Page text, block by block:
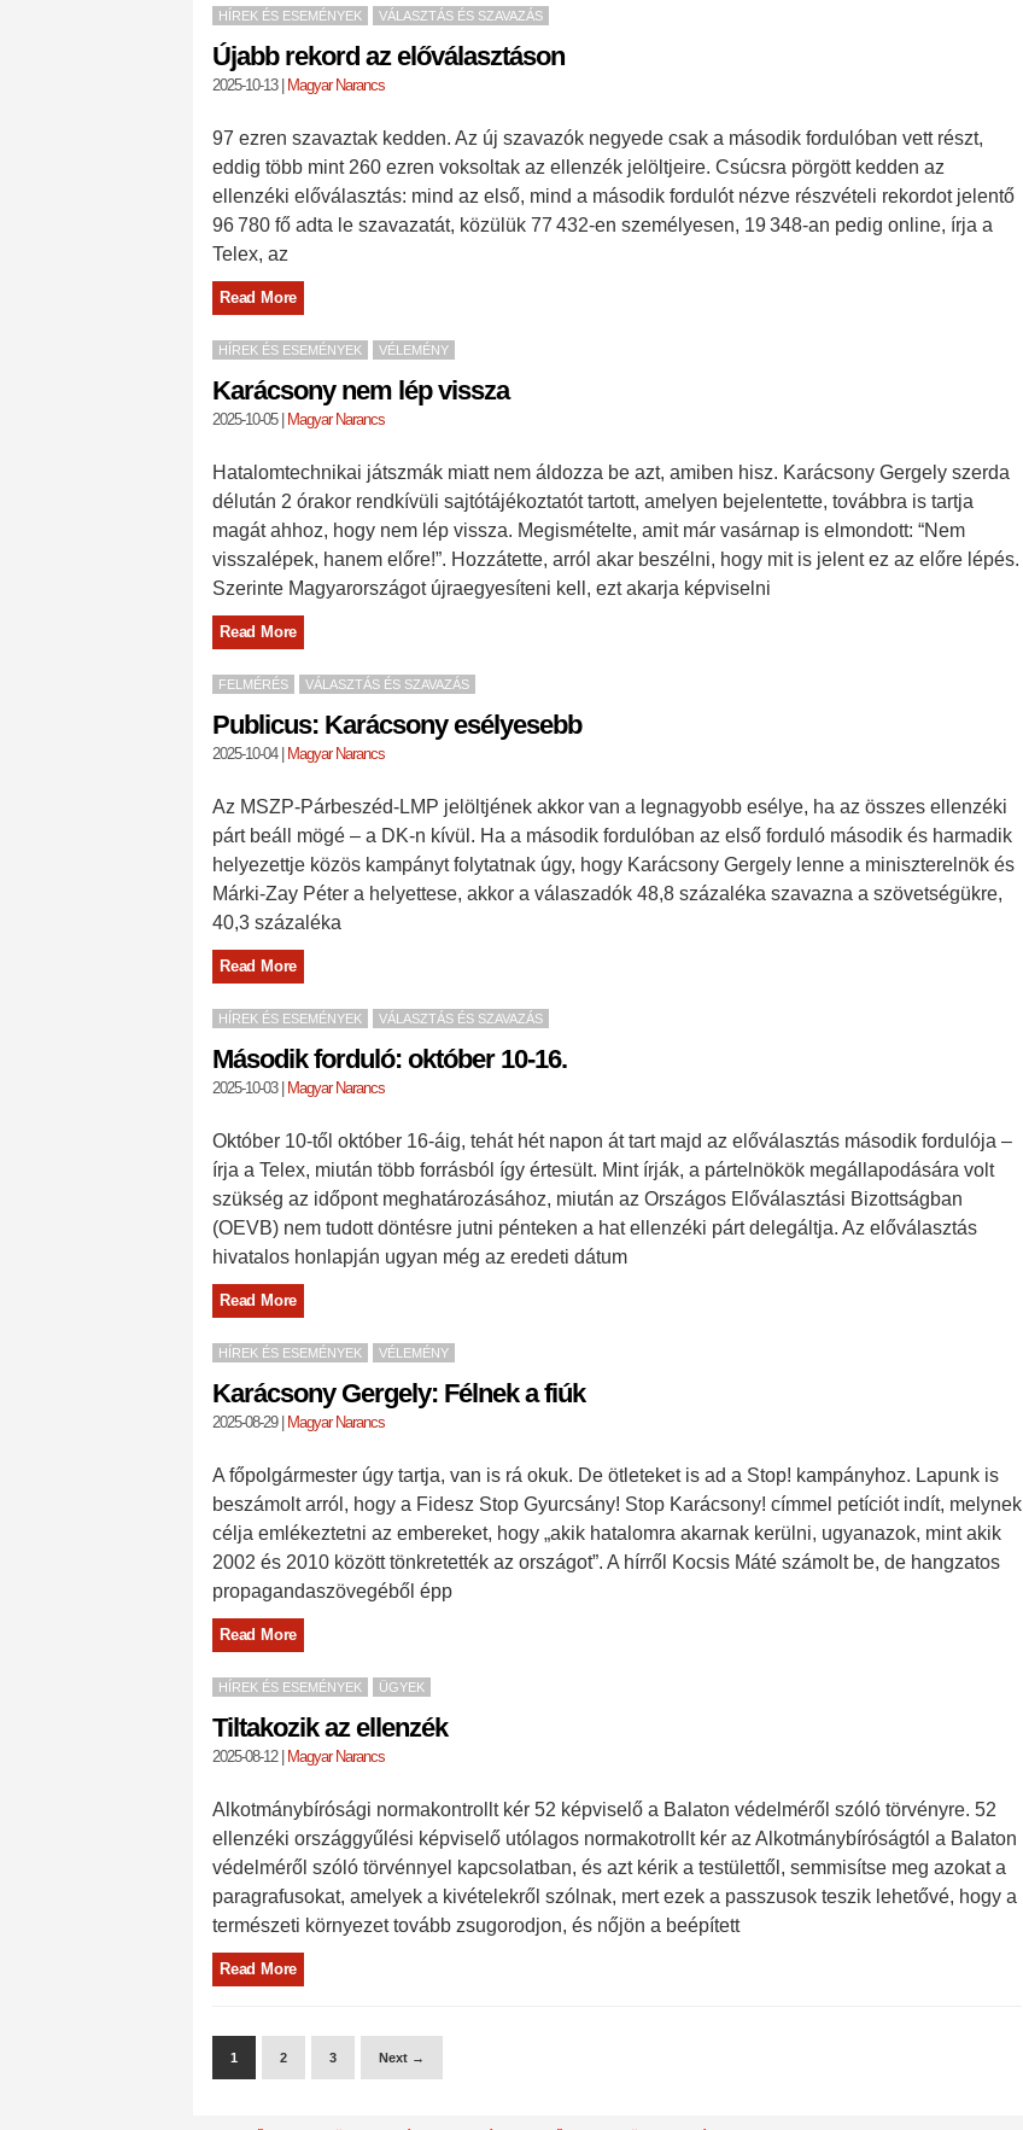
HÍREK ÉS ESEMÉNYEK VÁLASZTÁS ÉS SZAVAZÁS
Újabb rekord az előválasztáson
2025-10-13| Magyar Narancs
97 ezren szavaztak kedden. Az új szavazók negyede csak a második fordulóban vett részt,
eddig több mint 260 ezren voksoltak az ellenzék jelöltjeire. Csúcsra pörgött kedden az
ellenzéki előválasztás: mind az első, mind a második fordulót nézve részvételi rekordot jelentő
96 780 fő adta le szavazatát, közülük 77 432-en személyesen, 19 348-an pedig online, írja a
Telex, az
Read More
HÍREK ÉS ESEMÉNYEK VÉLEMÉNY
Karácsony nem lép vissza
2025-10-05| Magyar Narancs
Hatalomtechnikai játszmák miatt nem áldozza be azt, amiben hisz. Karácsony Gergely szerda
délután 2 órakor rendkívüli sajtótájékoztatót tartott, amelyen bejelentette, továbbra is tartja
magát ahhoz, hogy nem lép vissza. Megismételte, amit már vasárnap is elmondott: “Nem
visszalépek, hanem előre!”. Hozzátette, arról akar beszélni, hogy mit is jelent ez az előre lépés.
Szerinte Magyarországot újraegyesíteni kell, ezt akarja képviselni
Read More
FELMÉRÉS VÁLASZTÁS ÉS SZAVAZÁS
Publicus: Karácsony esélyesebb
2025-10-04| Magyar Narancs
Az MSZP-Párbeszéd-LMP jelöltjének akkor van a legnagyobb esélye, ha az összes ellenzéki
párt beáll mögé – a DK-n kívül. Ha a második fordulóban az első forduló második és harmadik
helyezettje közös kampányt folytatnak úgy, hogy Karácsony Gergely lenne a miniszterelnök és
Márki-Zay Péter a helyettese, akkor a válaszadók 48,8 százaléka szavazna a szövetségükre,
40,3 százaléka
Read More
HÍREK ÉS ESEMÉNYEK VÁLASZTÁS ÉS SZAVAZÁS
Második forduló: október 10-16.
2025-10-03| Magyar Narancs
Október 10-től október 16-áig, tehát hét napon át tart majd az előválasztás második fordulója –
írja a Telex, miután több forrásból így értesült. Mint írják, a pártelnökök megállapodására volt
szükség az időpont meghatározásához, miután az Országos Előválasztási Bizottságban
(OEVB) nem tudott döntésre jutni pénteken a hat ellenzéki párt delegáltja. Az előválasztás
hivatalos honlapján ugyan még az eredeti dátum
Read More
HÍREK ÉS ESEMÉNYEK VÉLEMÉNY
Karácsony Gergely: Félnek a fiúk
2025-08-29| Magyar Narancs
A főpolgármester úgy tartja, van is rá okuk. De ötleteket is ad a Stop! kampányhoz. Lapunk is
beszámolt arról, hogy a Fidesz Stop Gyurcsány! Stop Karácsony! címmel petíciót indít, melynek
célja emlékeztetni az embereket, hogy „akik hatalomra akarnak kerülni, ugyanazok, mint akik
2002 és 2010 között tönkretették az országot”. A hírről Kocsis Máté számolt be, de hangzatos
propagandaszövegéből épp
Read More
HÍREK ÉS ESEMÉNYEK ÜGYEK
Tiltakozik az ellenzék
2025-08-12| Magyar Narancs
Alkotmánybírósági normakontrollt kér 52 képviselő a Balaton védelméről szóló törvényre. 52
ellenzéki országgyűlési képviselő utólagos normakotrollt kér az Alkotmánybíróságtól a Balaton
védelméről szóló törvénnyel kapcsolatban, és azt kérik a testülettől, semmisítse meg azokat a
paragrafusokat, amelyek a kivételekről szólnak, mert ezek a passzusok teszik lehetővé, hogy a
természeti környezet tovább zsugorodjon, és nőjön a beépített
Read More
1 2 3 Next →